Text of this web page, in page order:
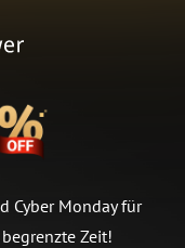
Cyber Monday für
Zeit!